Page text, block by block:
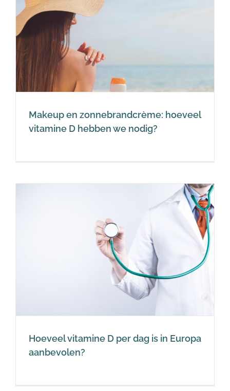
Makeup en zonnebrandcrème: hoeveel
vitamine D hebben we nodig?
Hoeveel vitamine D per dag is in Europa
aanbevolen?